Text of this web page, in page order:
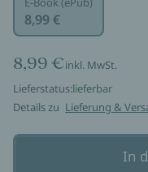
8,99 €
8,99 €inkl. MwSt.
Lieferstatus:lieferbar
Details zu Lieferung &
In